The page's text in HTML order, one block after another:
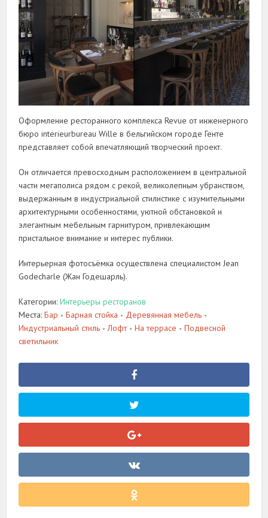
Оформление ресторанного комплекса Revue от инженерного
бюро interieurbureau Wille в бельгийском городе Генте
представляет собой впечатляющий творческий проект.
Он отличается превосходным расположением в центральной
части мегаполиса рядом с рекой, великолепным убранством,
выдержанным в индустриальной стилистике с изумительными
архитектурными особенностями, уютной обстановкой и
элегантным мебельным гарнитуром, привлекающим
пристальное внимание и интерес публики.
Интерьерная фотосъёмка осуществлена специалистом Jean
Godecharle (Жан Годешарль).
Категории:Интерьеры ресторанов
Места:Бар • Барная стойка • Деревянная мебель •
Индустриальный стиль • Лофт • На террасе • Подвесной
светильник